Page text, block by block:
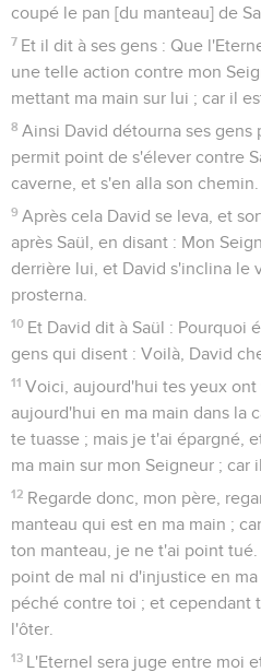
coupé le pan [du manteau] de
7 Et il dit à ses gens : Que
une telle action contre mon
mettant ma main sur lui ; car il
8 Ainsi David détourna ses gens
permit point de s'élever contre
caverne, et s'en alla son chemin.
9 Après cela David se leva, et
après Saül, en disant : Mon
derrière lui, et David s'inclina le
prosterna.
10 Et David dit à Saül : Pourquoi
gens qui disent : Voilà, David
11 Voici, aujourd'hui tes yeux
aujourd'hui en ma main dans la
te tuasse ; mais je t'ai épargné,
ma main sur mon Seigneur ; car
12 Regarde donc, mon père,
manteau qui est en ma main ;
ton manteau, je ne t'ai point
point de mal ni d'injustice en
péché contre toi ; et cependant
l'ôter.
13 L'Eternel sera juge entre moi